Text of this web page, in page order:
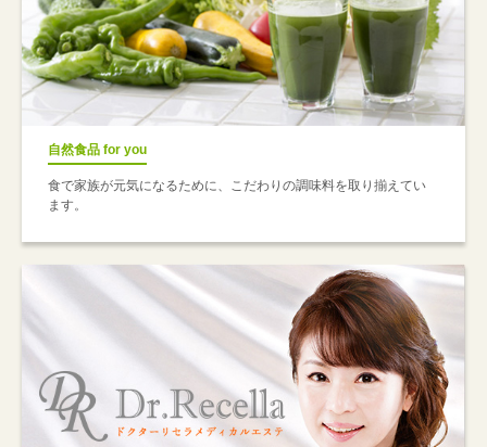
自然食品 for you
食で家族が元気になるために、こだわりの調味料を取り揃えてい
ます。